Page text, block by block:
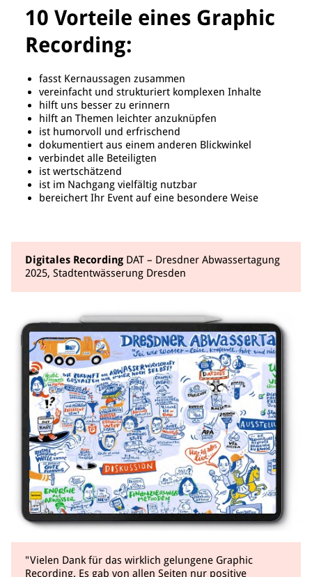
10 Vorteile eines Graphic
Recording:
fasst Kernaussagen zusammen
vereinfacht und strukturiert komplexen Inhalte
hilft uns besser zu erinnern
hilft an Themen leichter anzuknüpfen
ist humorvoll und erfrischend
dokumentiert aus einem anderen Blickwinkel
verbindet alle Beteiligten
ist wertschätzend
ist im Nachgang vielfältig nutzbar
bereichert Ihr Event auf eine besondere Weise
Digitales Recording DAT – Dresdner Abwassertagung
2025, Stadtentwässerung Dresden
"Vielen Dank für das wirklich gelungene Graphic
Recording. Es gab von allen Seiten nur positive